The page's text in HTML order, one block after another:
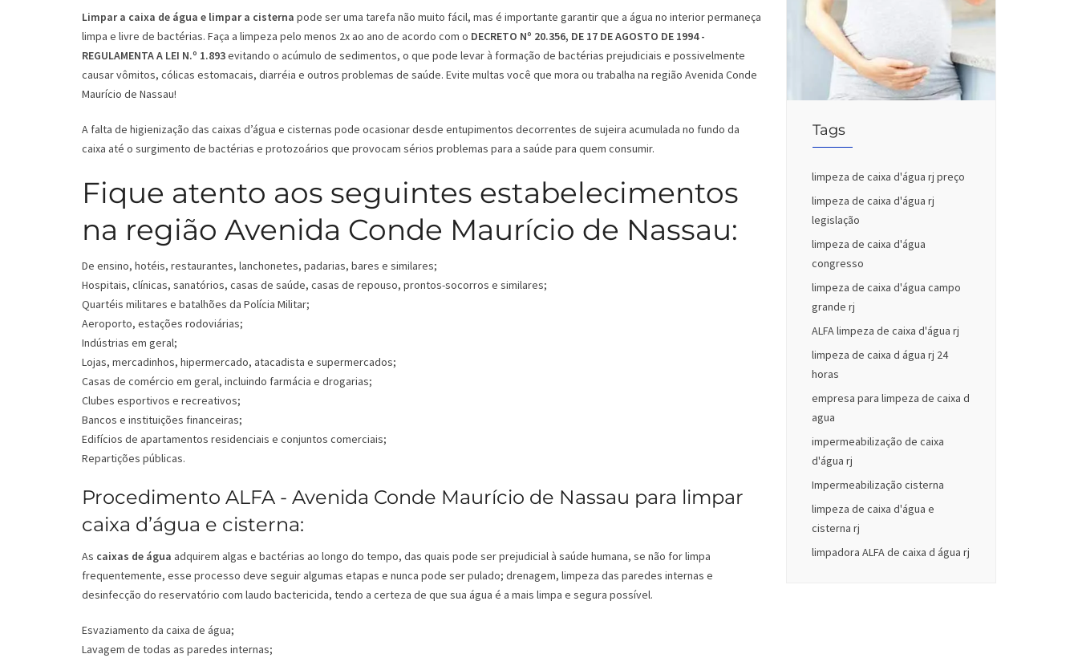
Tags
limpeza de caixa d'água rj preço
limpeza de caixa d'água rj
legislação
limpeza de caixa d'água
congresso
limpeza de caixa d'água campo
grande rj
ALFA limpeza de caixa d'água rj
limpeza de caixa d água rj 24
horas
empresa para limpeza de caixa d
agua
impermeabilização de caixa
d'água rj
Impermeabilização cisterna
limpeza de caixa d'água e
cisterna rj
limpadora ALFA de caixa d água rj
Limpar a caixa de água e limpar a cisterna pode ser uma tarefa não muito fácil, mas é importante garantir que a água no interior permaneça
limpa e livre de bactérias. Faça a limpeza pelo menos 2x ao ano de acordo com o DECRETO Nº 20.356, DE 17 DE AGOSTO DE 1994 -
REGULAMENTA A LEI N.º 1.893evitando o acúmulo de sedimentos, o que pode levar à formação de bactérias prejudiciais e possivelmente
causar vômitos, cólicas estomacais, diarréia e outros problemas de saúde. Evite multas você que mora ou trabalha na região Avenida Conde
Maurício de Nassau!
A falta de higienização das caixas d’água e cisternas pode ocasionar desde entupimentos decorrentes de sujeira acumulada no fundo da
caixa até o surgimento de bactérias e protozoários que provocam sérios problemas para a saúde para quem consumir.
Fique atento aos seguintes estabelecimentos
na região Avenida Conde Maurício de Nassau:
De ensino, hotéis, restaurantes, lanchonetes, padarias, bares e similares;
Hospitais, clínicas, sanatórios, casas de saúde, casas de repouso, prontos-socorros e similares;
Quartéis militares e batalhões da Polícia Militar;
Aeroporto, estações rodoviárias;
Indústrias em geral;
Lojas, mercadinhos, hipermercado, atacadista e supermercados;
Casas de comércio em geral, incluindo farmácia e drogarias;
Clubes esportivos e recreativos;
Bancos e instituições financeiras;
Edifícios de apartamentos residenciais e conjuntos comerciais;
Repartições públicas.
Procedimento ALFA - Avenida Conde Maurício de Nassau para limpar
caixa d’água e cisterna:
As caixas de água adquirem algas e bactérias ao longo do tempo, das quais pode ser prejudicial à saúde humana, se não for limpa
frequentemente, esse processo deve seguir algumas etapas e nunca pode ser pulado; drenagem, limpeza das paredes internas e
desinfecção do reservatório com laudo bactericida, tendo a certeza de que sua água é a mais limpa e segura possível.
Esvaziamento da caixa de água;
Lavagem de todas as paredes internas;